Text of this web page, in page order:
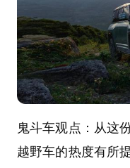
鬼斗车观点：从这
越野车的热度有所